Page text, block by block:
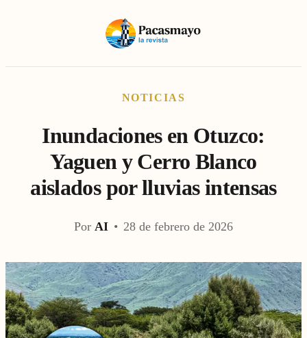
NOTICIAS
Inundaciones en Otuzco:
Yaguen y Cerro Blanco
aislados por lluvias intensas
Por AI • 28 de febrero de 2026